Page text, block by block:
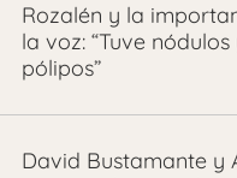
Rozalén y la
la voz: “Tuve
pólipos”
David Bustamante y